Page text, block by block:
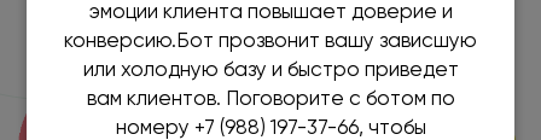
эмоции клиента повышает доверие и
конверсию.Бот прозвонит вашу зависшую
или холодную базу и быстро приведет
вам клиентов. Поговорите с ботом по
номеру +7 (988) 197-37-66, чтобы